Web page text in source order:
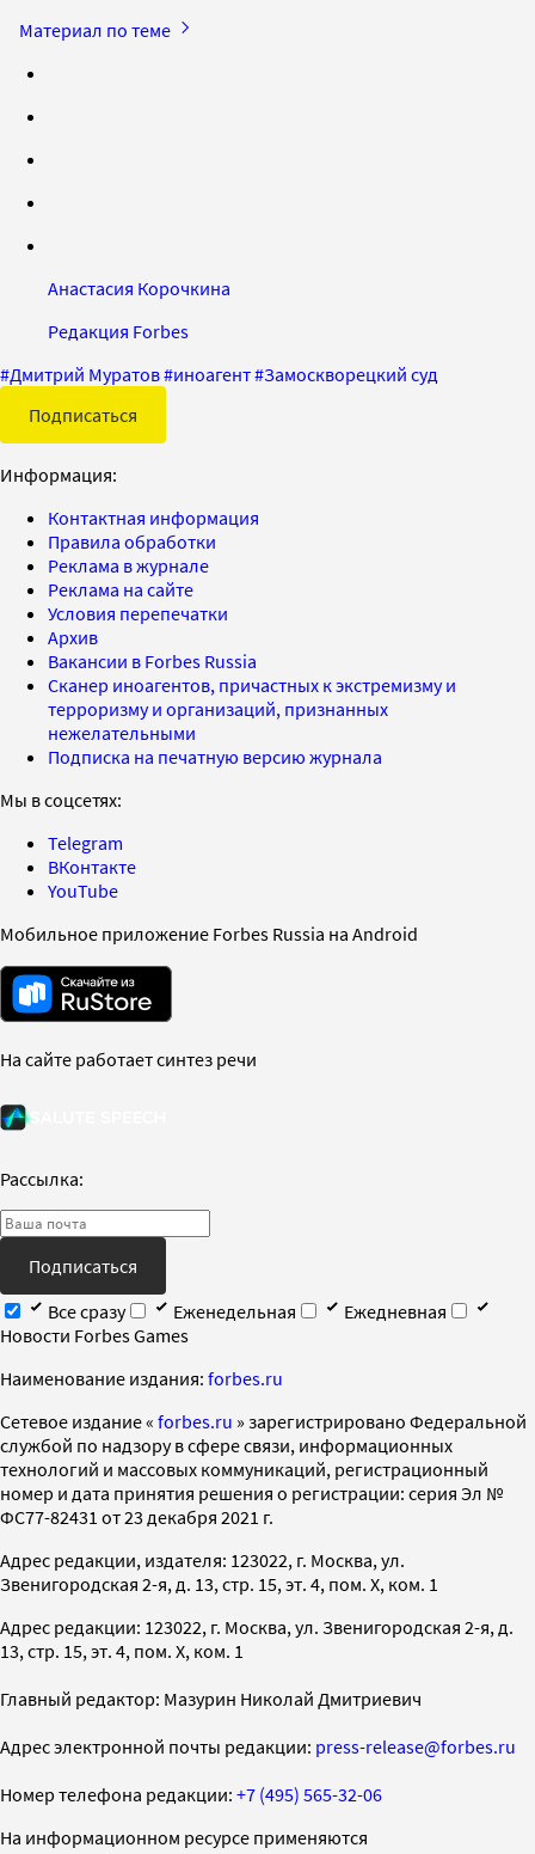
Материал по теме
Анастасия Корочкина
Редакция Forbes
#Дмитрий Муратов#иноагент#Замоскворецкий суд
Подписаться
Информация:
Контактная информация
Правила обработки
Реклама в журнале
Реклама на сайте
Условия перепечатки
Архив
Вакансии в Forbes Russia
Сканер иноагентов, причастных к экстремизму и
терроризму и организаций, признанных
нежелательными
Подписка на печатную версию журнала
Мы в соцсетях:
Telegram
ВКонтакте
YouTube
Мобильное приложение Forbes Russia на Android
На сайте работает синтез речи
Рассылка:
Подписаться
Все сразу
Еженедельная
Ежедневная
Новости Forbes Games
Наименование издания: forbes.ru
Cетевое издание « forbes.ru » зарегистрировано Федеральной
службой по надзору в сфере связи, информационных
технологий и массовых коммуникаций, регистрационный
номер и дата принятия решения о регистрации: серия Эл №
ФС77-82431 от 23 декабря 2021 г.
Адрес редакции, издателя: 123022, г. Москва, ул.
Звенигородская 2-я, д. 13, стр. 15, эт. 4, пом. X, ком. 1
Адрес редакции: 123022, г. Москва, ул. Звенигородская 2-я, д.
13, стр. 15, эт. 4, пом. X, ком. 1
Главный редактор: Мазурин Николай Дмитриевич
Адрес электронной почты редакции: press-release@forbes.ru
Номер телефона редакции: +7 (495) 565-32-06
На информационном ресурсе применяются